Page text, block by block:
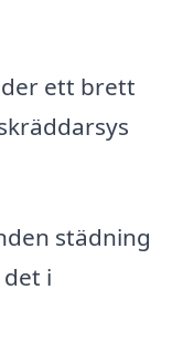
ett brett
städning
i